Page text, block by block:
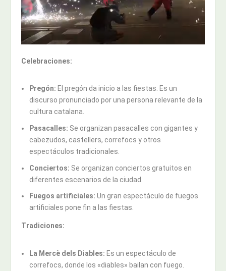
Celebraciones:
Pregón: El pregón da inicio a las fiestas. Es un
discurso pronunciado por una persona relevante de la
cultura catalana.
Pasacalles: Se organizan pasacalles con gigantes y
cabezudos, castellers, correfocs y otros
espectáculos tradicionales.
Conciertos: Se organizan conciertos gratuitos en
diferentes escenarios de la ciudad.
Fuegos artificiales: Un gran espectáculo de fuegos
artificiales pone fin a las fiestas.
Tradiciones:
La Mercè dels Diables: Es un espectáculo de
correfocs, donde los «diables» bailan con fuego.